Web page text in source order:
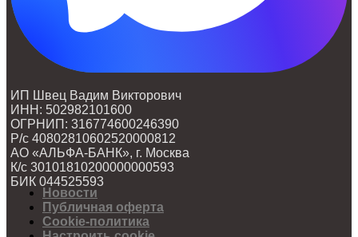
ИП Швец Вадим Викторович
ИНН: 502982101600
ОГРНИП: 316774600246390
Р/с 40802810602520000812
АО «АЛЬФА-БАНК», г. Москва
К/с 30101810200000000593
БИК 044525593
Новости
Публичная оферта
Cookie-политика